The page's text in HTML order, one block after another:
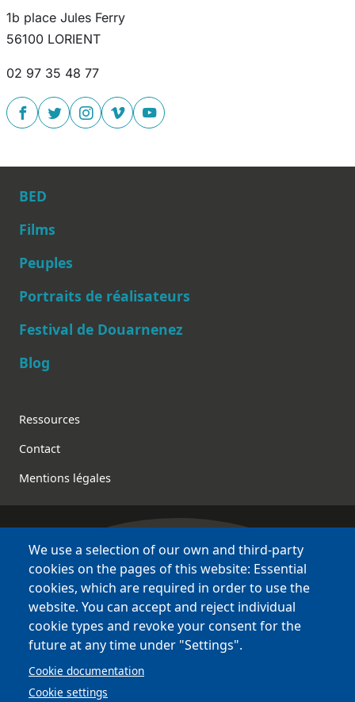
1b place Jules Ferry
56100 LORIENT
02 97 35 48 77
Main navigation
BED
Films
Peuples
Portraits de réalisateurs
Festival de Douarnenez
Blog
Footer
Ressources
Contact
Mentions légales
Bretagne Culture Diversité
des sites variés !
Sites
BCD
Bazhvalan
Bécédia
BED
PCI
We use a selection of our own and third-party
cookies on the pages of this website: Essential
cookies, which are required in order to use the
website. You can accept and reject individual
cookie types and revoke your consent for the
future at any time under "Settings".
Cookie documentation
Cookie settings